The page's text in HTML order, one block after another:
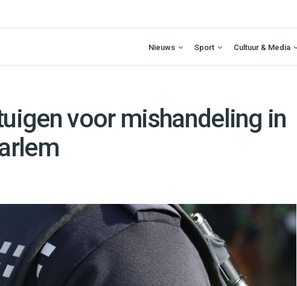
Nieuws Sport Cultuur & Media
voor mishandeling in